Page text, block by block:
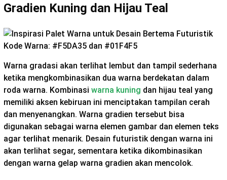
Gradien Kuning dan Hijau Teal
Kode Warna: #F5DA35 dan #01F4F5
Warna gradasi akan terlihat lembut dan tampil sederhana
ketika mengkombinasikan dua warna berdekatan dalam
roda warna. Kombinasi warna kuning dan hijau teal yang
memiliki aksen kebiruan ini menciptakan tampilan cerah
dan menyenangkan. Warna gradien tersebut bisa
digunakan sebagai warna elemen gambar dan elemen teks
agar terlihat menarik. Desain futuristik dengan warna ini
akan terlihat segar, sementara ketika dikombinasikan
dengan warna gelap warna gradien akan mencolok.